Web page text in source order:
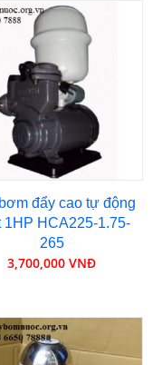
đẩy cao tự động
1HP HCA225-1.75-
265
3,700,000 VNĐ